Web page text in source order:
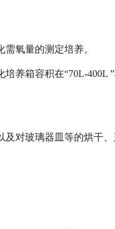
氧量的测定培养。
养箱容积在“70L-400L
对玻璃器皿等的烘干、